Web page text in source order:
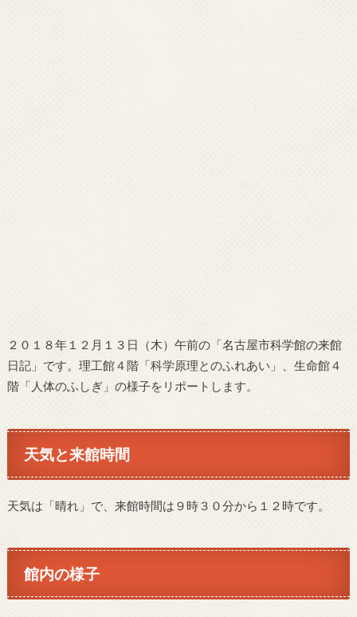
２０１８年１２月１３日（木）午前の「名古屋市科学館の来館
日記」です。理工館４階「科学原理とのふれあい」、生命館４
階「人体のふしぎ」の様子をリポートします。
天気と来館時間
天気は「晴れ」で、来館時間は９時３０分から１２時です。
館内の様子